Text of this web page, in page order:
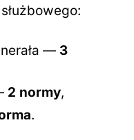
— 3
2 normy,
.